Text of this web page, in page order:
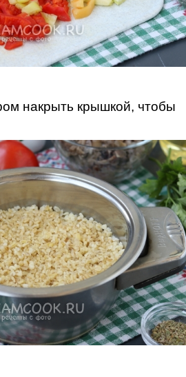
накрыть крышкой, чтобы